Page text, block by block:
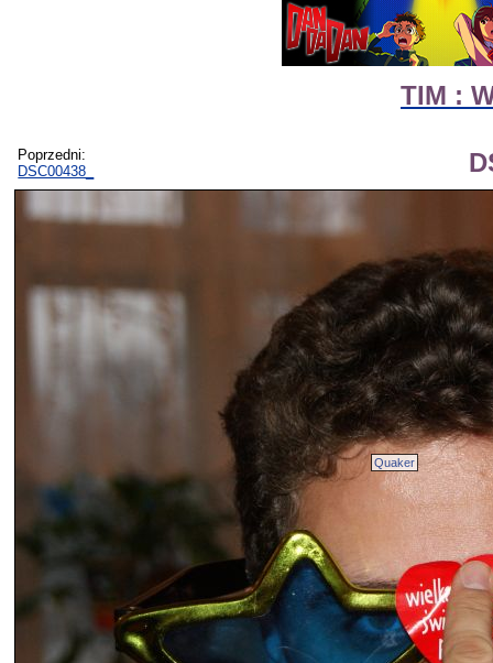
TIM :
Poprzedni:
DSC00438_
Quaker